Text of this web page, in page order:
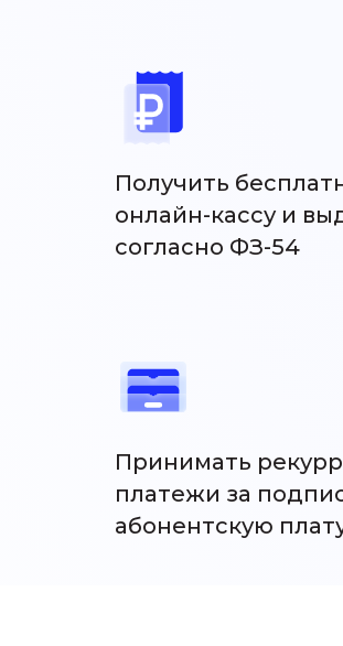
Получить
онлайн-кассу и
согласно ФЗ-54
Принимать
платежи за
абонентскую